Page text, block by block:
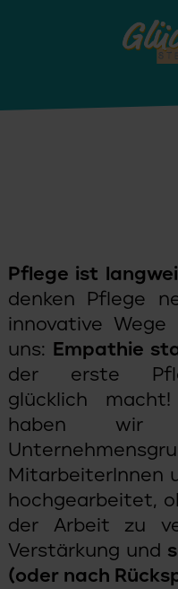
Pflege ist
denken Pflege
innovative
uns: Empathie
der erste
glücklich
haben
MitarbeiterInnen
hochgearbeitet,
der Arbeit zu
Verstärkung und
(oder nach